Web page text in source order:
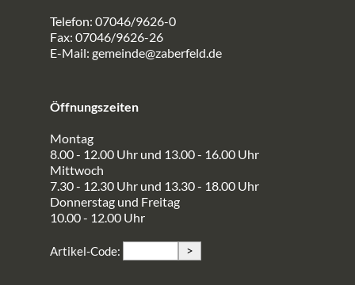
Telefon: 07046/9626-0
Fax: 07046/9626-26
E-Mail: gemeinde@zaberfeld.de
Öffnungszeiten
Montag
8.00 - 12.00 Uhr und 13.00 - 16.00 Uhr
Mittwoch
7.30 - 12.30 Uhr und 13.30 - 18.00 Uhr
Donnerstag und Freitag
10.00 - 12.00 Uhr
Artikel-Code: >